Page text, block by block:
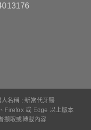
人名稱 : 新當代牙醫
Firefox 或 Edge 以上版本
擷取或轉載內容